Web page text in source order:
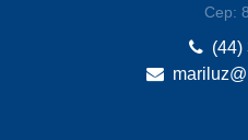
Cep:
(44)